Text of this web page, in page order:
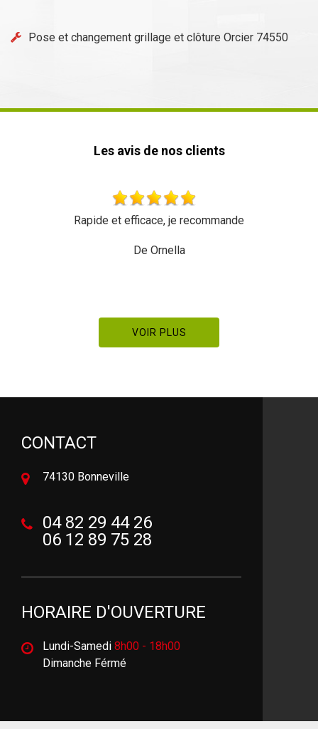
Pose et changement grillage et clôture Orcier 74550
Les avis de nos clients
Rapide et efficace, je recommande
De Ornella
VOIR PLUS
CONTACT
74130 Bonneville
04 82 29 44 26
06 12 89 75 28
HORAIRE D'OUVERTURE
Lundi-Samedi 8h00 - 18h00
Dimanche Férmé